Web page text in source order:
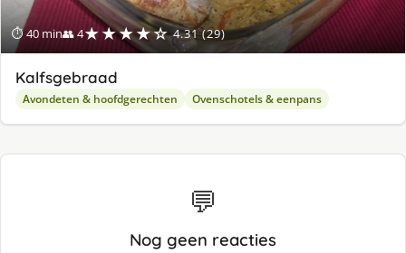
⏱ 40 min👥 4★★★★☆ 4.31 (29)
Kalfsgebraad
Avondeten & hoofdgerechten Ovenschotels & eenpans
💬
Nog geen reacties